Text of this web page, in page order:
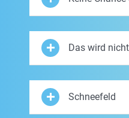
Das wird
Schneefeld